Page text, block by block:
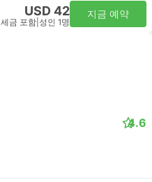
USD 42
세금 포함 성인 1명
지금 예약
4.6